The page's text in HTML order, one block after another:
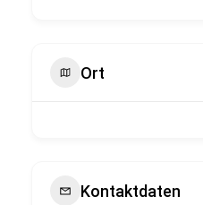
Ort
Kontaktdaten